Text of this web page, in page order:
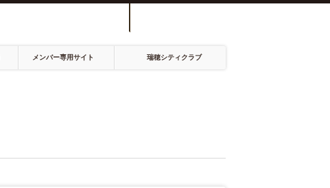
メンバー専用サイト 瑞穂シティクラブ